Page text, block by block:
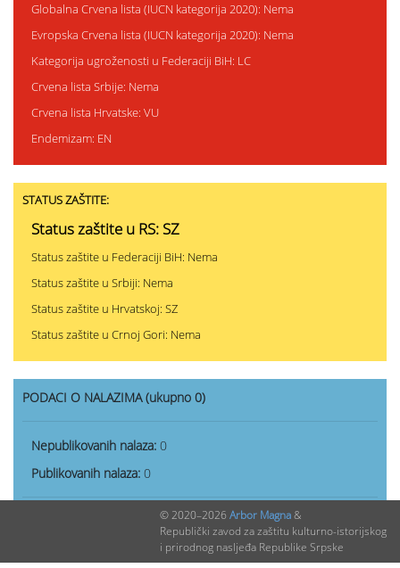
Globalna Crvena lista (IUCN kategorija 2020): Nema
Evropska Crvena lista (IUCN kategorija 2020): Nema
Kategorija ugroženosti u Federaciji BiH: LC
Crvena lista Srbije: Nema
Crvena lista Hrvatske: VU
Endemizam: EN
STATUS ZAŠTITE:
Status zaštite u RS: SZ
Status zaštite u Federaciji BiH: Nema
Status zaštite u Srbiji: Nema
Status zaštite u Hrvatskoj: SZ
Status zaštite u Crnoj Gori: Nema
PODACI O NALAZIMA (ukupno 0)
Nepublikovanih nalaza: 0
Publikovanih nalaza: 0
© 2020–2026 Arbor Magna&
Republički zavod za zaštitu kulturno-istorijskog
i prirodnog nasljeđa Republike Srpske